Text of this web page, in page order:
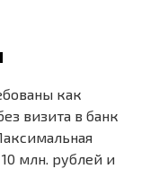
как
визита в банк
млн. рублей и